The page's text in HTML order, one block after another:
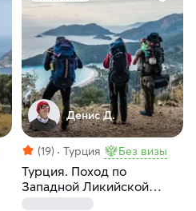
Денис Д.
(19) Турция Без визы
Турция. Поход по
Западной Ликийской
тропе